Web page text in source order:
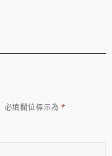
必填欄位標示為*